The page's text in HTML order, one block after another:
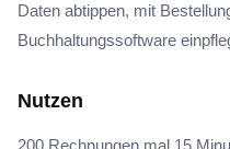
Daten abtippen, mit
Buchhaltungssoftware
Nutzen
200 Rechnungen mal 15